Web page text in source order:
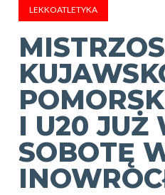
LEKKOATLETYKA
I U20 JUŻ
SOBOTĘ